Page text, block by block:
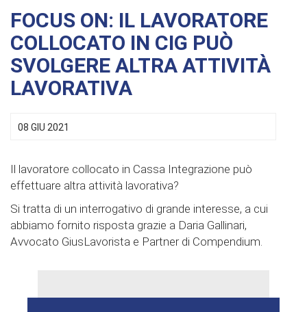
FOCUS ON: IL LAVORATORE
COLLOCATO IN CIG PUÒ
SVOLGERE ALTRA ATTIVITÀ
LAVORATIVA
08 GIU 2021
Il lavoratore collocato in Cassa Integrazione può
effettuare altra attività lavorativa?
Si tratta di un interrogativo di grande interesse, a cui
abbiamo fornito risposta grazie a Daria Gallinari,
Avvocato GiusLavorista e Partner di Compendium.